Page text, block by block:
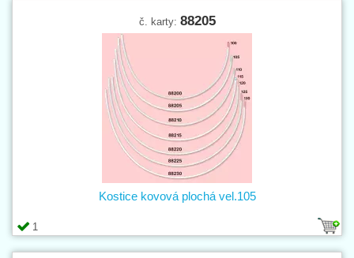
č. karty: 88205
1
Kostice kovová plochá vel.105